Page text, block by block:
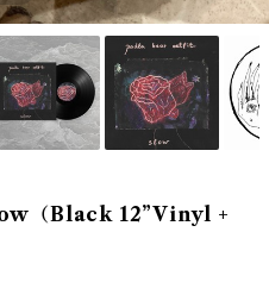
（Black 12”Vinyl +